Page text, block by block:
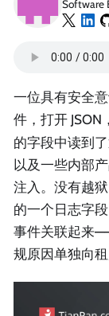
Software
一位具有安全
件，打开 JSON
的字段中读到
以及一些内部
注入。没有越
的一个日志字
事件关联起来
规原因单独向